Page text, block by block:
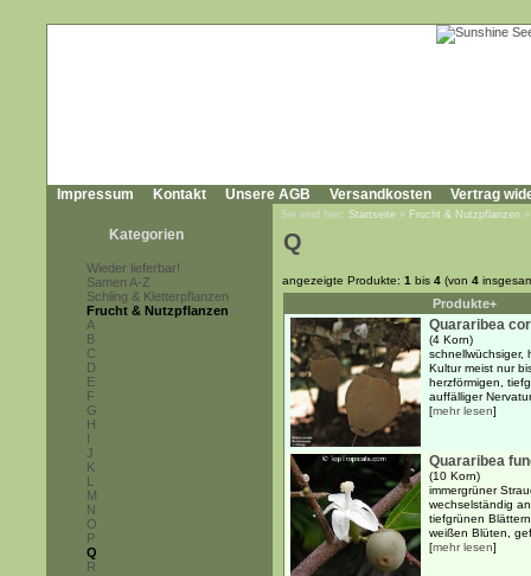
Impressum Kontakt Unsere AGB Versandkosten Vertrag
Kategorien
Wieder lieferbar!
Samen A-Z
Schling & Kletterpflanzen
Frucht & Nutzpflanzen
A
B
C
D
E
F
G
H
I
J
K
L
M
N
O
P
Q
R
Sie sind hier: Startseite » Frucht & Nutzpflanzen
Q
angezeigte Produkte: 1 bis 4 (von 4
Produkte+
Quararibea
(4 Korn)
schnellwüchsiger,
Kultur meist nur
herzförmigen,
auffälliger
[mehr lesen]
Quararibea
(10 Korn)
immergrüner
wechselständig
tiefgrünen
weißen Blüten,
[mehr lesen]